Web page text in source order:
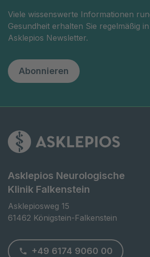
Viele wissenswerte Informationen
Gesundheit erhalten Sie regelmäßig
Asklepios Newsletter.
Abonnieren
Asklepios Neurologische
Klinik Falkenstein
Asklepiosweg 15
61462 Königstein-Falkenstein
+49 6174 9060 00